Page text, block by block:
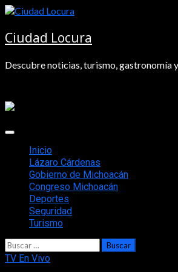
Saltar
contenido
Ciudad Locura
Descubre noticias, turismo, gastronomía
Menú
principalInicio
Lázaro Cárdenas
Gobierno de Michoacán
Congreso Michoacán
Deportes
Seguridad
Turismo
Buscar:
TV En Vivo